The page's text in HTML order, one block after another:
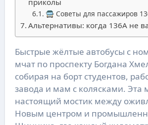
🚍 Советы для пассажиров
Альтернативы: когда 136А не
Быстрые жёлтые автобусы с номером 136А
мчат по проспекту Богдана
собирая на борт студентов,
завода и мам с колясками.
настоящий мостик между
Новым центром и